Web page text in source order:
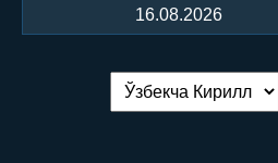
16.08.2026
Тилни алмаштириш: